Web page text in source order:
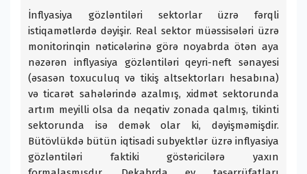
İnflyasiya gözləntiləri sektorlar üzrə fərqli
istiqamətlərdə dəyişir. Real sektor müəssisələri üzrə
monitorinqin nəticələrinə görə noyabrda ötən aya
nəzərən inflyasiya gözləntiləri qeyri-neft sənayesi
(əsasən toxuculuq və tikiş altsektorları hesabına)
və ticarət sahələrində azalmış, xidmət sektorunda
artım meyilli olsa da neqativ zonada qalmış, tikinti
sektorunda isə demək olar ki, dəyişməmişdir.
Bütövlükdə bütün iqtisadi subyektlər üzrə inflyasiya
gözləntiləri faktiki göstəricilərə yaxın